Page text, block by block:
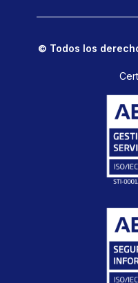
© Todos los